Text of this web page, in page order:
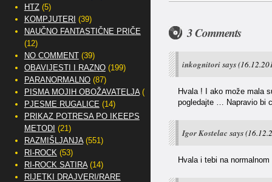
3 Comments
inkognitorisays
Hvala ! I ako može mala
pogledajte … Napravio bi
Igor Kostelac says
Hvala i tebi na normalnom
HTZ(5)
KOMPJUTERI (39)
NAUČNO FANTASTIČNE PRIČE
(12)
NO COMMENT(39)
OBAVIJESTI I RAZNO(199)
PARANORMALNO(87)
PISMA MOJIH OBOŽAVATELJA(2)
PJESME RUGALICE (14)
PRIKAZ POTRESA PO IKEEPS
METODI (21)
RAZMIŠLJANJA(551)
RI-ROCK(53)
RI-ROCK SATIRA(14)
RIJETKI DRAJVERI/RARE